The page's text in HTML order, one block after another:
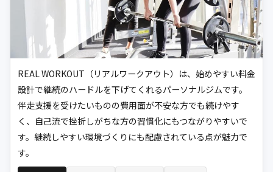
REAL WORKOUT（リアルワークアウト）は、始めやすい料金
設計で継続のハードルを下げてくれるパーソナルジムです。
伴走支援を受けたいものの費用面が不安な方でも続けやす
く、自己流で挫折しがちな方の習慣化にもつながりやすいで
す。継続しやすい環境づくりにも配慮されている点が魅力で
す。